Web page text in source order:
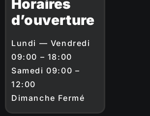
Horaires
d’ouverture
Lundi — Vendredi
09:00 – 18:00
Samedi 09:00 –
12:00
Dimanche Fermé